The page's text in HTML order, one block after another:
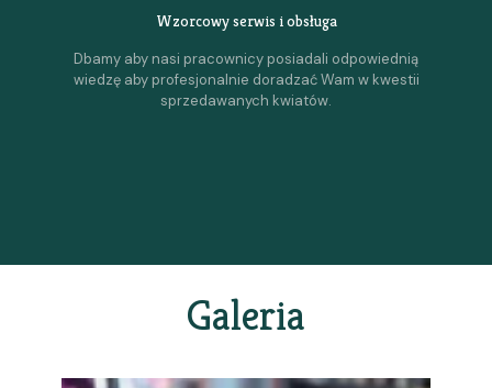
Wzorcowy serwis i obsługa
Dbamy aby nasi pracownicy posiadali odpowiednią
wiedzę aby profesjonalnie doradzać Wam w kwestii
sprzedawanych kwiatów.
Galeria